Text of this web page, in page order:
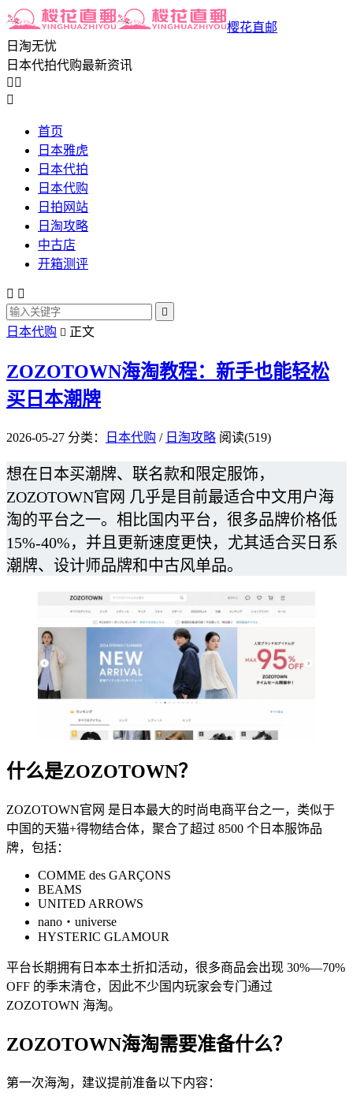
樱花直邮
日淘无忧
日本代拍代购最新资讯
 

首页
日本雅虎
日本代拍
日本代购
日拍网站
日淘攻略
中古店
开箱测评
 

日本代购  正文
ZOZOTOWN海淘教程：新手也能轻松
买日本潮牌
2026-05-27 分类： 日本代购 / 日淘攻略 阅读(519)
想在日本买潮牌、联名款和限定服饰，
ZOZOTOWN官网 几乎是目前最适合中文用户海
淘的平台之一。相比国内平台，很多品牌价格低
15%-40%，并且更新速度更快，尤其适合买日系
潮牌、设计师品牌和中古风单品。
什么是ZOZOTOWN？
ZOZOTOWN官网 是日本最大的时尚电商平台之一，类似于
中国的天猫+得物结合体，聚合了超过 8500 个日本服饰品
牌，包括：
COMME des GARÇONS
BEAMS
UNITED ARROWS
nano・universe
HYSTERIC GLAMOUR
平台长期拥有日本本土折扣活动，很多商品会出现 30%—70%
OFF 的季末清仓，因此不少国内玩家会专门通过
ZOZOTOWN 海淘。
ZOZOTOWN海淘需要准备什么？
第一次海淘，建议提前准备以下内容：